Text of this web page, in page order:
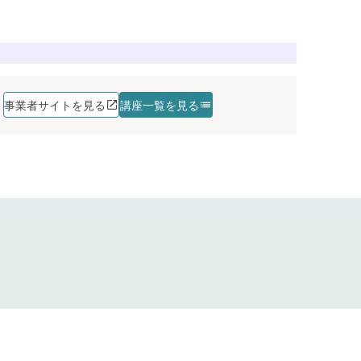
事業者サイトを見る 講座一覧を見る
講座を探す
講座を探す